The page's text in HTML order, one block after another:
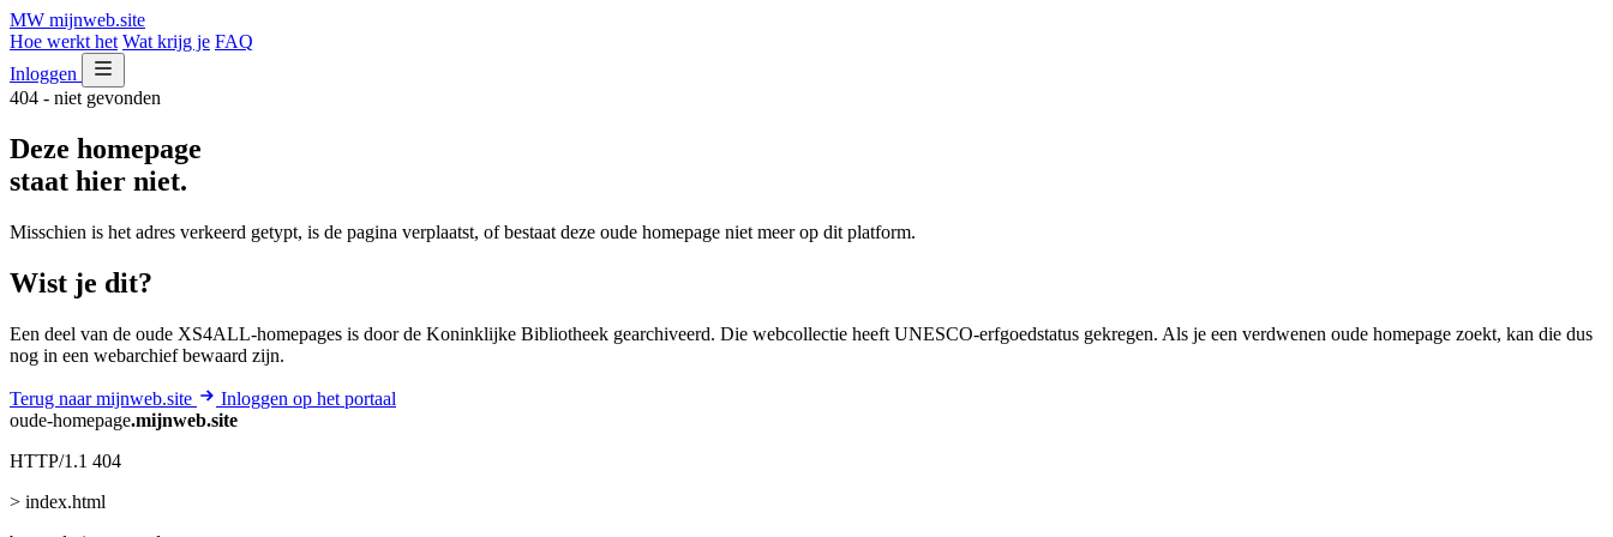
MW mijnweb.site
Hoe werkt het Wat krijg je FAQ
Inloggen
404 - niet gevonden
Deze homepage
staat hier niet.
Misschien is het adres verkeerd getypt, is de pagina verplaatst, of bestaat deze oude homepage niet meer op dit platform.
Wist je dit?
Een deel van de oude XS4ALL-homepages is door de Koninklijke Bibliotheek gearchiveerd. Die webcollectie heeft UNESCO-erfgoedstatus gekregen. Als je een verdwenen oude homepage zoekt, kan die dus
nog in een webarchief bewaard zijn.
Terug naar mijnweb.site
Inloggen op het portaal
oude-homepage.mijnweb.site
HTTP/1.1 404
> index.html